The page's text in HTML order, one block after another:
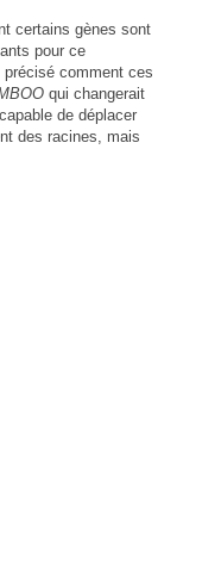
certains gènes sont
pour ce
comment ces
qui changerait
de déplacer
des racines, mais